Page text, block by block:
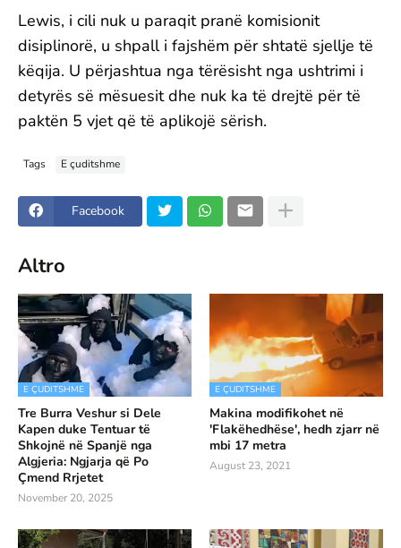
Lewis, i cili nuk u paraqit pranë komisionit
disiplinorë, u shpall i fajshëm për shtatë sjellje të
këqija. U përjashtua nga tërësisht nga ushtrimi i
detyrës së mësuesit dhe nuk ka të drejtë për të
paktën 5 vjet që të aplikojë sërish.
Tags E çuditshme
Facebook
Altro
E ÇUDITSHME
Tre Burra Veshur si Dele
Kapen duke Tentuar të
Shkojnë në Spanjë nga
Algjeria: Ngjarja që Po
Çmend Rrjetet
November 20, 2025
E ÇUDITSHME
Makina modifikohet në
'Flakëhedhëse', hedh zjarr në
mbi 17 metra
August 23, 2021